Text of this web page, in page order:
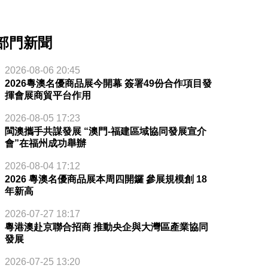
門新聞
2026-08-06 20:45
2026粵澳名優商品展今開幕 簽署49份合作項目發
揮會展商貿平台作用
2026-08-05 17:23
閩澳攜手共謀發展 “澳門-福建區域協同發展宣介
會”在福州成功舉辦
2026-08-04 17:12
2026 粵澳名優商品展本周四開鑼 參展規模創 18
年新高
2026-07-27 18:17
粵港澳赴京聯合招商 推動央企與大灣區產業協同
發展
2026-07-25 13:20